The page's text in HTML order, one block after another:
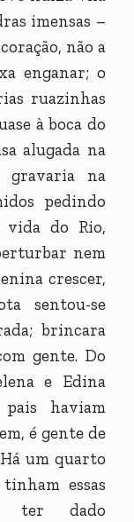
imensas –
não a
enganar; o
ruazinhas
à boca do
alugada na
gravaria na
pedindo
do Rio,
nem
crescer,
sentou-se
brincara
gente. Do
e Edina
pais haviam
é gente de
um quarto
essas
ter dado